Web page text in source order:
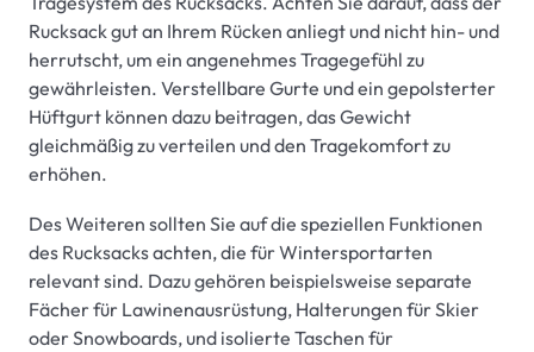
Rucksack gut an Ihrem Rücken anliegt und nicht hin- und
herrutscht, um ein angenehmes Tragegefühl zu
gewährleisten. Verstellbare Gurte und ein gepolsterter
Hüftgurt können dazu beitragen, das Gewicht
gleichmäßig zu verteilen und den Tragekomfort zu
erhöhen.
Des Weiteren sollten Sie auf die speziellen Funktionen
des Rucksacks achten, die für Wintersportarten
relevant sind. Dazu gehören beispielsweise separate
Fächer für Lawinenausrüstung, Halterungen für Skier
oder Snowboards, und isolierte Taschen für